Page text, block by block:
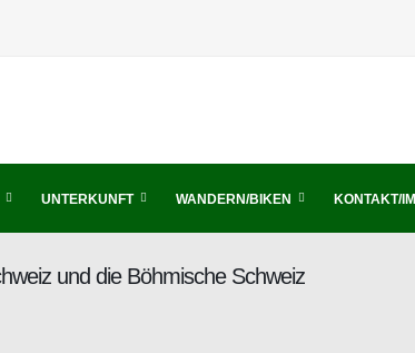
UNTERKUNFT WANDERN/BIKEN KONTAKT/
und die Böhmische Schweiz